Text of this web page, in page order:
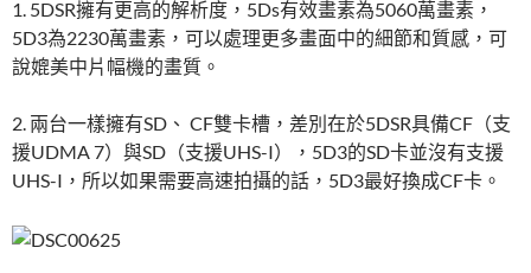
1. 5DSR擁有更高的解析度，5Ds有效畫素為5060萬畫素，
5D3為2230萬畫素，可以處理更多畫面中的細節和質感，可
說媲美中片幅機的畫質。
2. 兩台一樣擁有SD、 CF雙卡槽，差別在於5DSR具備CF（支
援UDMA 7）與SD（支援UHS-I），5D3的SD卡並沒有支援
UHS-I，所以如果需要高速拍攝的話，5D3最好換成CF卡。